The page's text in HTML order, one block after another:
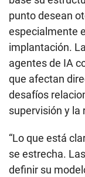
punto desean
especialmente
implantación.
agentes de IA
que afectan
desafíos
supervisión y la
“Lo que está
se estrecha.
definir su